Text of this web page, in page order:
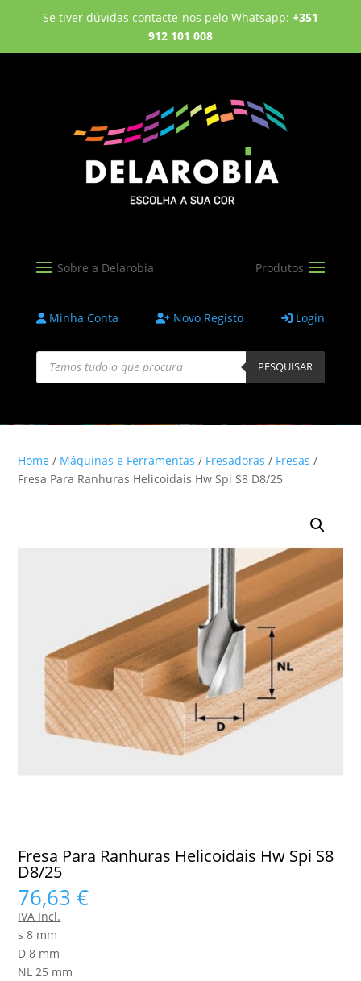
Se tiver dúvidas contacte-nos pelo Whatsapp: +351
912 101 008
Minha Conta Novo Registo Login
Products
search PESQUISAR
Home / Máquinas e Ferramentas / Fresadoras / Fresas /
Fresa Para Ranhuras Helicoidais Hw Spi S8 D8/25
Fresa Para Ranhuras Helicoidais Hw Spi S8
D8/25
76,63€
IVA Incl.
s 8 mm
D 8 mm
NL 25 mm